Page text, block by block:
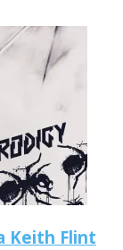
Keith Flint